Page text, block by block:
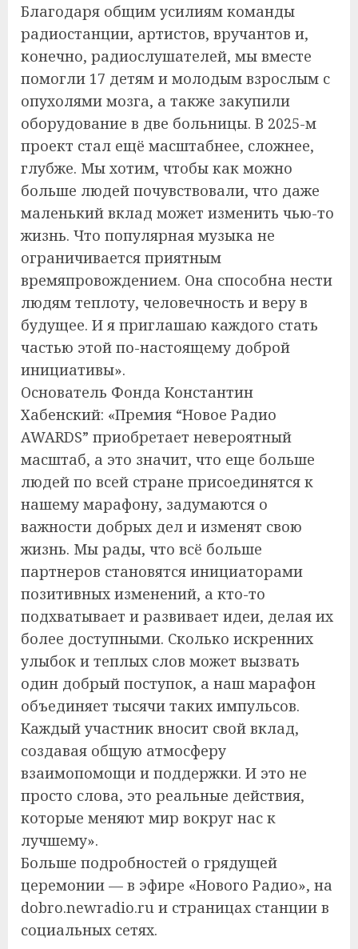
Благодаря общим усилиям команды
радиостанции, артистов, вручантов и,
конечно, радиослушателей, мы вместе
помогли 17 детям и молодым взрослым с
опухолями мозга, а также закупили
оборудование в две больницы. В 2025-м
проект стал ещё масштабнее, сложнее,
глубже. Мы хотим, чтобы как можно
больше людей почувствовали, что даже
маленький вклад может изменить чью-то
жизнь. Что популярная музыка не
ограничивается приятным
времяпровождением. Она способна нести
людям теплоту, человечность и веру в
будущее. И я приглашаю каждого стать
частью этой по-настоящему доброй
инициативы».
Основатель Фонда Константин
Хабенский: «Премия “Новое Радио
AWARDS” приобретает невероятный
масштаб, а это значит, что еще больше
людей по всей стране присоединятся к
нашему марафону, задумаются о
важности добрых дел и изменят свою
жизнь. Мы рады, что всё больше
партнеров становятся инициаторами
позитивных изменений, а кто-то
подхватывает и развивает идеи, делая их
более доступными. Сколько искренних
улыбок и теплых слов может вызвать
один добрый поступок, а наш марафон
объединяет тысячи таких импульсов.
Каждый участник вносит свой вклад,
создавая общую атмосферу
взаимопомощи и поддержки. И это не
просто слова, это реальные действия,
которые меняют мир вокруг нас к
лучшему».
Больше подробностей о грядущей
церемонии — в эфире «Нового Радио», на
dobro.newradio.ru и страницах станции в
социальных сетях.